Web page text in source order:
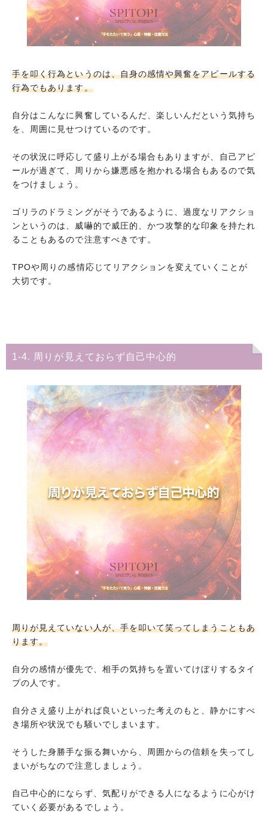
手を叩く行為というのは、自身の感情や興奮をアピールする
行為でもあります。
自分はこんなに興奮しているんだ、楽しいんだという気持ち
を、周囲に見せつけているのです。
その状況に呼応して盛り上がる場合もありますが、自己アピ
ールが過ぎて、周りから嫌悪感を抱かれる場合もあるので気
をつけましょう。
ゴリラのドラミングがそうであるように、過度なリアクショ
ンというのは、威嚇的で威圧的、かつ攻撃的な印象を持たれ
ることもあるので注意すべきです。
TPOや周りの感情応じてリアクションを変えていくことが
大切です。
1-4. 周りが見えておらず自己中心的
周りが見えていない人が、手を叩いて笑ってしまうこともあ
ります。
自分の感情が優先で、相手の気持ちを置いてけぼりするタイ
プの人です。
自分さえ盛り上がれば良いといった考えのもと、静かにすべ
き場所や状況でも騒いでしまいます。
そうした身勝手な振る舞いから、周囲からの信頼を失ってし
まいがちなので注意しましょう。
自己中心的にならず、気配りができる人になるように心がけ
ていく必要があるでしょう。